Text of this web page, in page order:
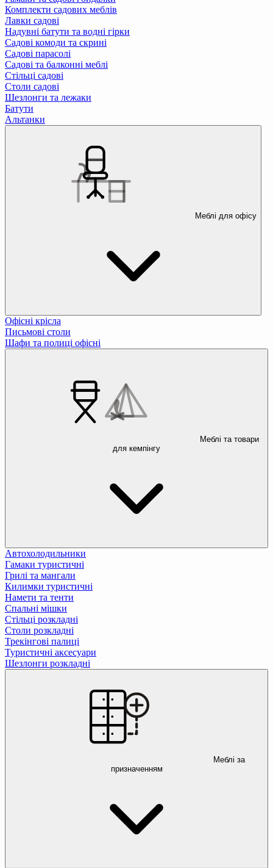
Комплекти садових меблів
Лавки садові
Надувні батути та водні гірки
Садові комоди та скрині
Садові парасолі
Садові та балконні меблі
Стільці садові
Столи садові
Шезлонги та лежаки
Батути
Альтанки
Меблі для офісу
Офісні крісла
Письмові столи
Шафи та полиці офісні
Меблі та товари
для кемпінгу
Автохолодильники
Гамаки туристичні
Грилі та мангали
Килимки туристичні
Намети та тенти
Спальні мішки
Стільці розкладні
Столи розкладні
Трекінгові палиці
Туристичні аксесуари
Шезлонги розкладні
Меблі за
призначенням